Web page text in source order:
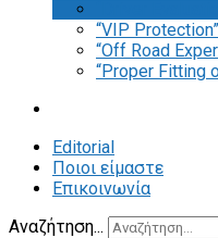
“VIP Protection”
“Off Road
“Proper Fitting
Editorial
Ποιοι είμαστε
Επικοινωνία
Αναζήτηση...